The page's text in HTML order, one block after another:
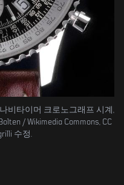
비타이머 크로노그래프 시계,
/ Wikimedia Commons, CC
수정.